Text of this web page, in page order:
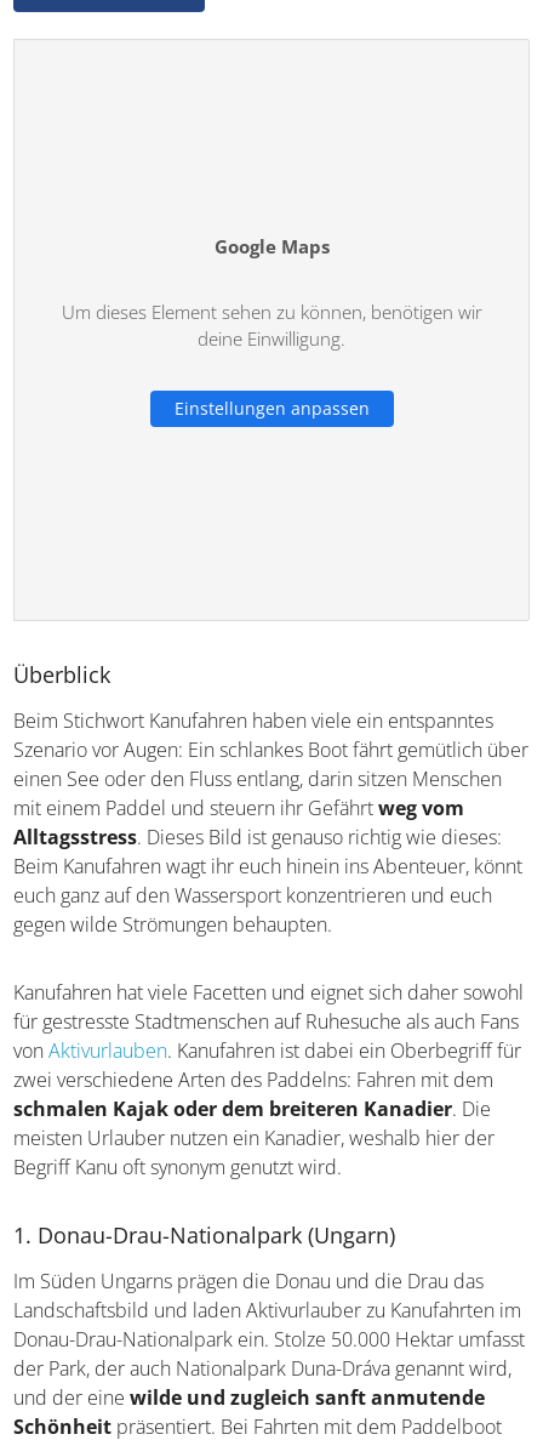
Google Maps
Um dieses Element sehen zu können, benötigen wir
deine Einwilligung.
Einstellungen anpassen
Überblick
Beim Stichwort Kanufahren haben viele ein entspanntes
Szenario vor Augen: Ein schlankes Boot fährt gemütlich
über einen See oder den Fluss entlang, darin sitzen
Menschen mit einem Paddel und steuern ihr Gefährt
weg vom Alltagsstress. Dieses Bild ist genauso richtig
wie dieses: Beim Kanufahren wagt ihr euch hinein ins
Abenteuer, könnt euch ganz auf den Wassersport
konzentrieren und euch gegen wilde Strömungen
Kanufahren hat viele Facetten und eignet sich daher
sowohl für gestresste Stadtmenschen auf Ruhesuche als
auch Fans vonAktivurlauben. Kanufahren ist dabei ein
Oberbegriff für zwei verschiedene Arten des Paddelns:
Fahren mit demschmalen Kajak oder dem breiteren
Kanadier. Die meisten Urlauber nutzen ein Kanadier,
Im Süden Ungarns prägen die Donau und die Drau das
Landschaftsbild und laden Aktivurlauber zu Kanufahrten
im Donau-Drau-Nationalpark ein. Stolze 50.000 Hektar
umfasst der Park, der auch Nationalpark Duna-Dráva
genannt wird, und der eine wilde und zugleich sanft